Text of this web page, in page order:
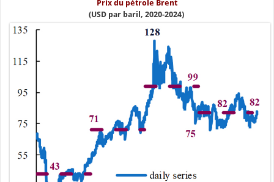
Prix du pétrole Brent
(USD par baril, 2020-2024)